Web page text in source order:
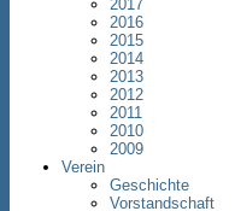
2017
2016
2015
2014
2013
2012
2011
2010
2009
Verein
Geschichte
Vorstandschaft